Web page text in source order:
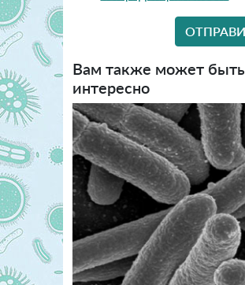
Вам также может быть
интересно